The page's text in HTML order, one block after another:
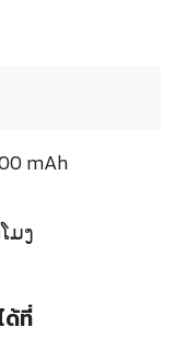
mAh
ມງ
ด้ที่